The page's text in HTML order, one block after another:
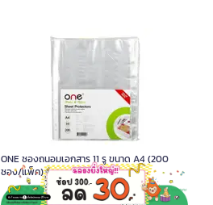
ONE ซองถนอมเอกสาร 11 รู ขนาด A4 (200
ซอง/แพ็ค)